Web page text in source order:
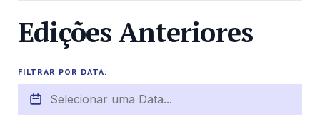
Edições Anteriores
FILTRAR POR DATA: